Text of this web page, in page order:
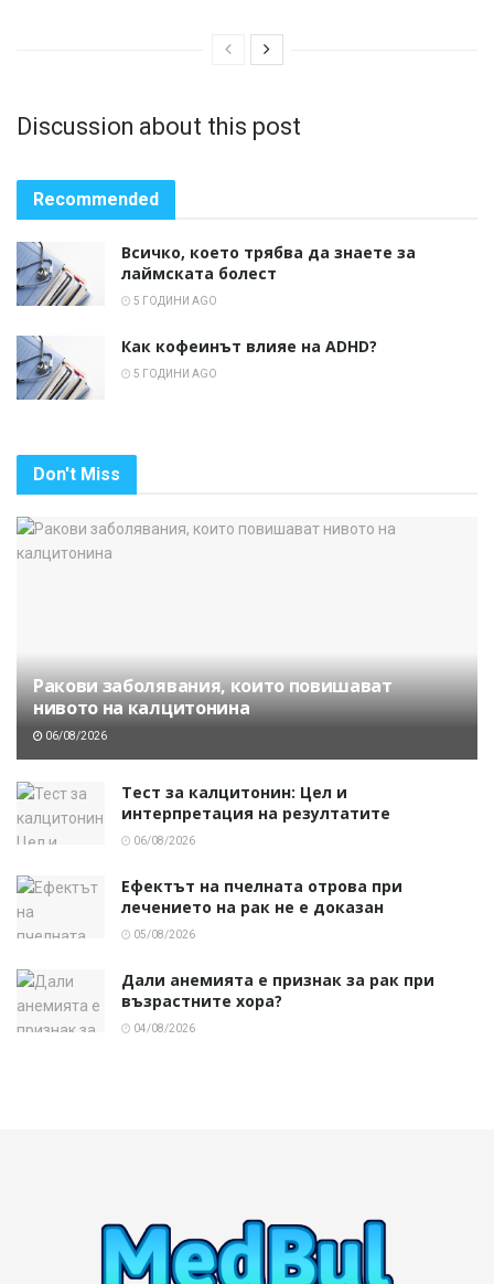
Discussion about this post
Recommended
Всичко, което трябва да знаете за
лаймската болест
5 ГОДИНИ AGO
Как кофеинът влияе на ADHD?
5 ГОДИНИ AGO
Don't Miss
Ракови заболявания, които повишават
нивото на калцитонина
06/08/2026
Тест за калцитонин: Цел и
интерпретация на резултатите
06/08/2026
Ефектът на пчелната отрова при
лечението на рак не е доказан
05/08/2026
Дали анемията е признак за рак при
възрастните хора?
04/08/2026